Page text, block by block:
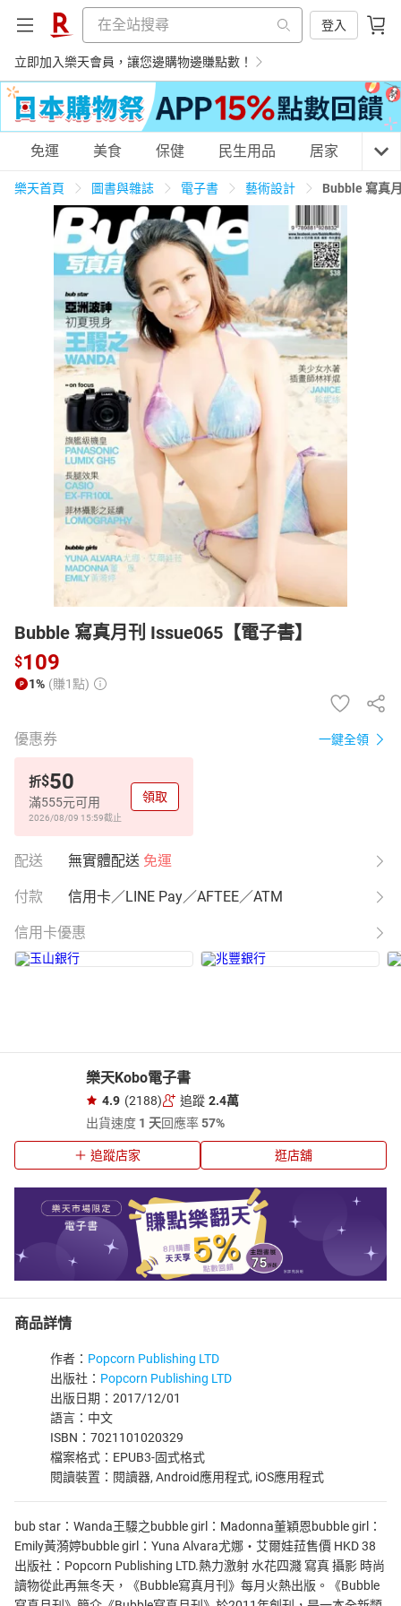
登入
立即加入樂天會員，讓您邊購物邊賺點數！
購物網分類
天天免運 美食蛋糕 養生保健 民生用品
居家生活 3C家電 運動休閒 親子玩具
女裝 男裝 化妝保養 情趣用品
日本購物 電子/紙本書
免運 美食 保健 民生用品 居家 3C
樂天首頁 圖書與雜誌 電子書 藝術設計 Bubble 寫真
Bubble 寫真月刊 Issue065【電子書】
$109
1% (賺1點)
優惠券 一鍵全領
折$50
滿555元可用
2026/08/09 15:59截止
領取
配送 無實體配送 免運
付款 信用卡／LINE Pay／AFTEE／ATM
信用卡優惠
樂天Kobo電子書
4.9 (2188) 追蹤 2.4萬
出貨速度 1 天回應率57%
追蹤店家 逛店舖
商品詳情
作者： Popcorn Publishing LTD
出版社： Popcorn Publishing LTD
出版日期：2017/12/01
語言：中文
ISBN：7021101020329
檔案格式：EPUB3-固式格式
閱讀裝置：閱讀器, Android應用程式, iOS應用程式
bub star：Wanda王騴之bubble girl：Madonna董穎恩bubble girl：
Emily黃漪婷bubble girl：Yuna Alvara尤娜・艾爾娃菈售價 HKD 38
出版社：Popcorn Publishing LTD.熱力激射 水花四濺 寫真 攝影 時尚
讀物從此再無冬天，《Bubble寫真月刊》每月火熱出版。《Bubble